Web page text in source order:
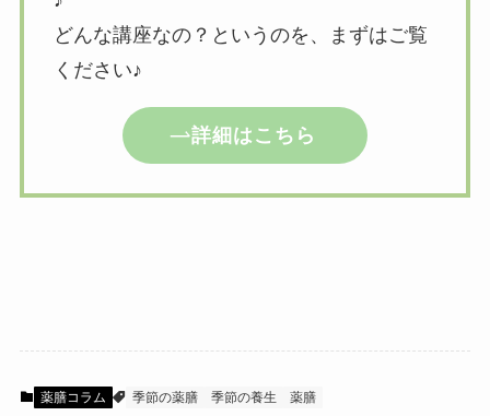
どんな講座なの？というのを、まずはご覧
ください♪
詳細はこちら
薬膳コラム 季節の薬膳 季節の養生 薬膳